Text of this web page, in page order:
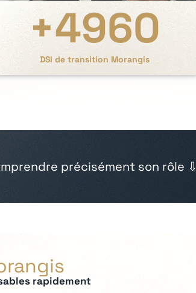
DSI de transition Morangis
+4960
précisément son rôle ⇩
rapidement